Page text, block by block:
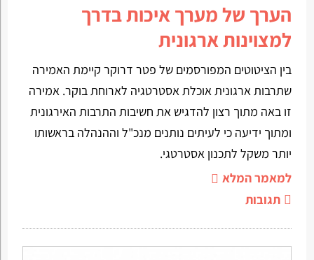
הערך של מערך איכות בדרך
למצוינות ארגונית
בין הציטוטים המפורסמים של פטר דרוקר קיימת האמירה
שתרבות ארגונית אוכלת אסטרטגיה לארוחת בוקר. אמירה
זו באה מתוך רצון להדגיש את חשיבות התרבות האירגונית
ומתוך ידיעה כי לעיתים נותנים מנכ"ל וההנהלה בראשותו
יותר משקל לתכנון אסטרטגי.
למאמר המלא
תגובות